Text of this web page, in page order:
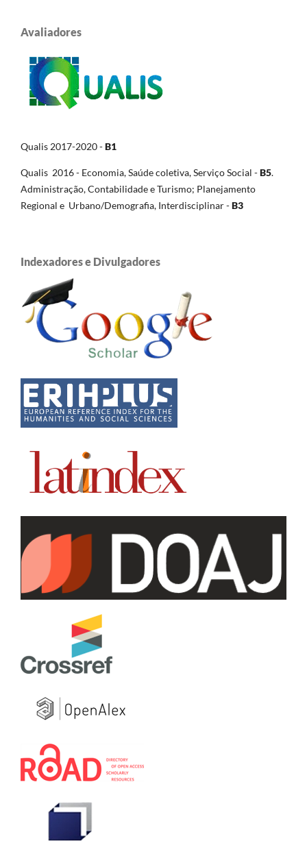
Avaliadores
Qualis 2017-2020 -B1
Qualis 2016 - Economia, Saúde coletiva, Serviço Social -B5.
Administração, Contabilidade e Turismo; Planejamento
Regional e Urbano/Demografia, Interdisciplinar -B3
Indexadores e Divulgadores